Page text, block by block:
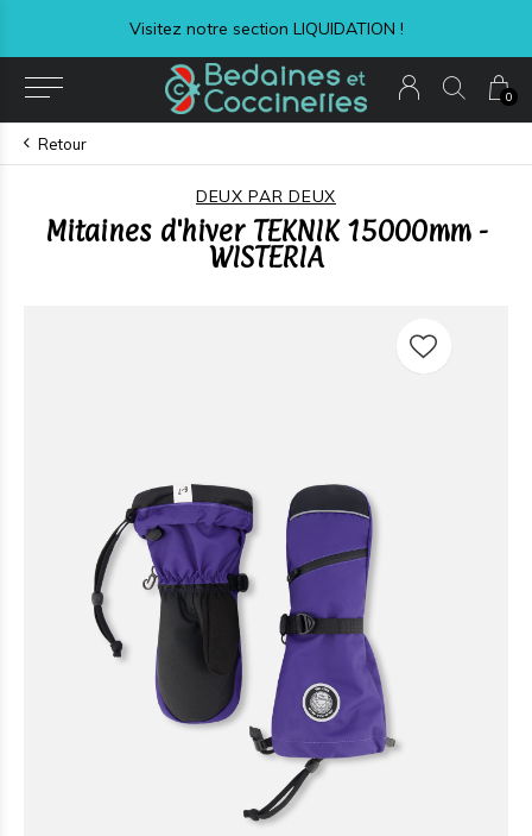
0
Visitez notre section LIQUIDATION !
Retour
DEUX PAR DEUX
Mitaines d'hiver TEKNIK 15000mm -
WISTERIA